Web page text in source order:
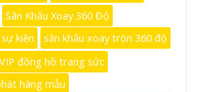
Sân Khấu Xoay 360 Độ
kiện
sân khấu xoay tròn 360 độ
đồng hồ trang sức
hàng mẫu